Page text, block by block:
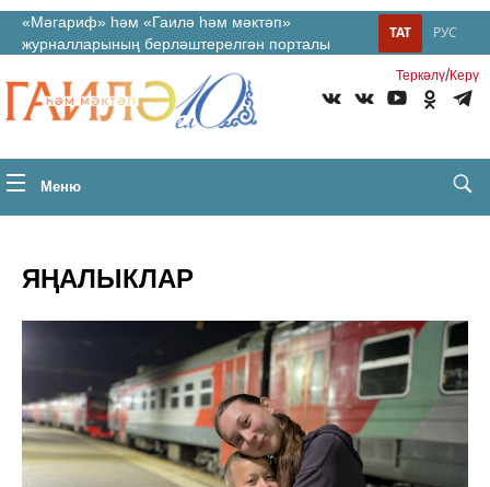
«Мәгариф» һәм «Гаилә һәм мәктәп»
журналларының берләштерелгән порталы
РУС
ТАТ
Теркəлү/Керү
Меню
ЯҢАЛЫКЛАР